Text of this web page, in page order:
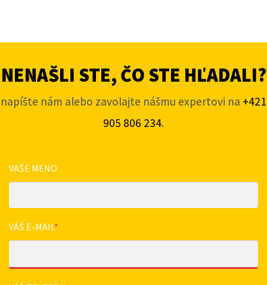
NENAŠLI STE, ČO STE HĽADALI?
napíšte nám alebo zavolajte nášmu expertovi na +421
905 806 234.
VAŠE MENO
VÁŠ E-MAIL*